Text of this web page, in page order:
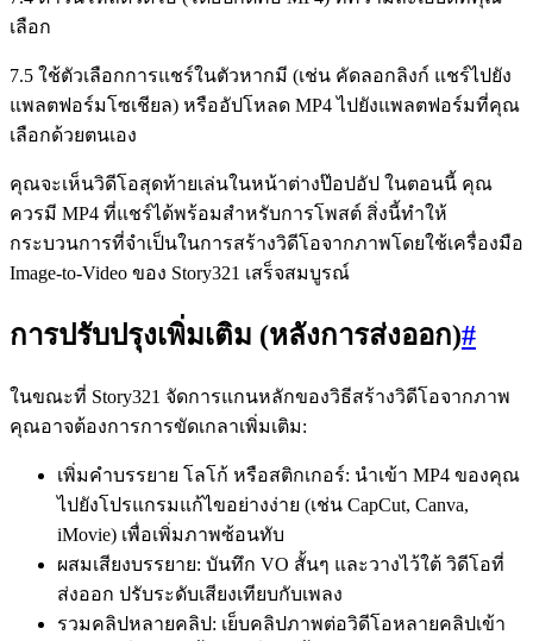
เลือก
7.5 ใช้ตัวเลือกการแชร์ในตัวหากมี (เช่น คัดลอกลิงก์ แชร์ไปยัง
แพลตฟอร์มโซเชียล) หรืออัปโหลด MP4 ไปยังแพลตฟอร์มที่คุณ
เลือกด้วยตนเอง
คุณจะเห็นวิดีโอสุดท้ายเล่นในหน้าต่างป๊อปอัป ในตอนนี้ คุณ
ควรมี MP4 ที่แชร์ได้พร้อมสำหรับการโพสต์ สิ่งนี้ทำให้
กระบวนการที่จำเป็นในการสร้างวิดีโอจากภาพโดยใช้เครื่องมือ
Image-to-Video ของ Story321 เสร็จสมบูรณ์
การปรับปรุงเพิ่มเติม (หลังการส่งออก)#
ในขณะที่ Story321 จัดการแกนหลักของวิธีสร้างวิดีโอจากภาพ
คุณอาจต้องการการขัดเกลาเพิ่มเติม:
เพิ่มคำบรรยาย โลโก้ หรือสติกเกอร์: นำเข้า MP4 ของคุณ
ไปยังโปรแกรมแก้ไขอย่างง่าย (เช่น CapCut, Canva,
iMovie) เพื่อเพิ่มภาพซ้อนทับ
ผสมเสียงบรรยาย: บันทึก VO สั้นๆ และวางไว้ใต้ วิดีโอที่
ส่งออก ปรับระดับเสียงเทียบกับเพลง
รวมคลิปหลายคลิป: เย็บคลิปภาพต่อวิดีโอหลายคลิปเข้า